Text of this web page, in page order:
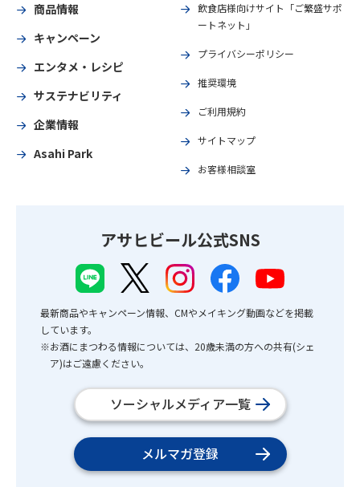
商品情報
キャンペーン
エンタメ・レシピ
サステナビリティ
企業情報
Asahi Park
飲食店様向けサイト「ご繁盛サポ
ートネット」
プライバシーポリシー
推奨環境
ご利用規約
サイトマップ
お客様相談室
アサヒビール公式SNS
最新商品やキャンペーン情報、CMやメイキング動画などを掲載
しています。
※お酒にまつわる情報については、20歳未満の方への共有(シェ
ア)はご遠慮ください。
ソーシャルメディア一覧
メルマガ登録